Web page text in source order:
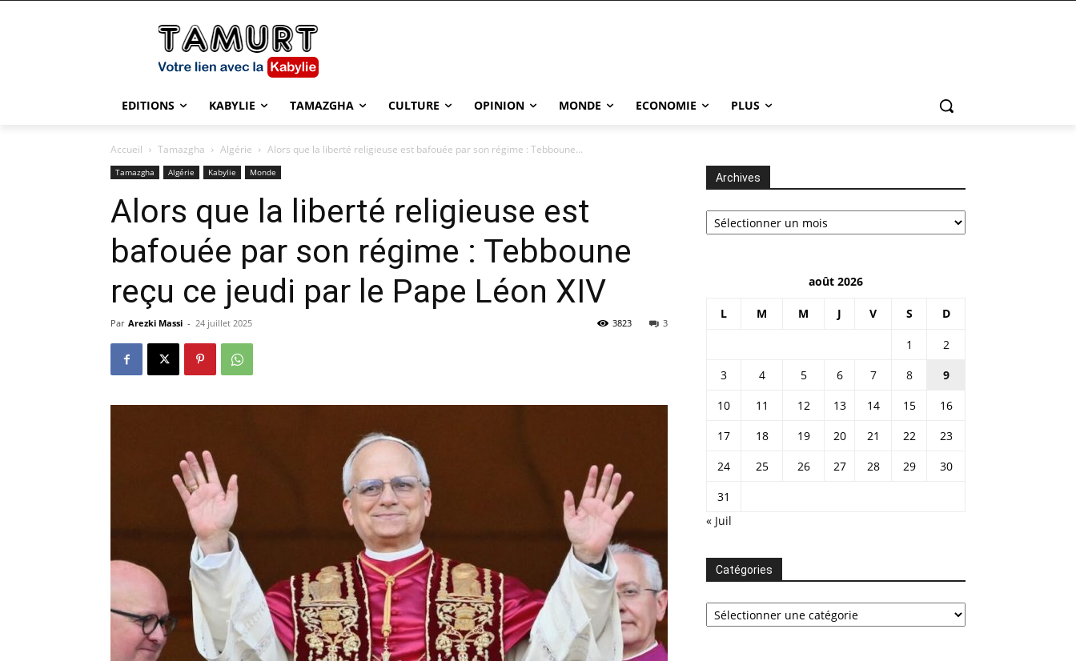
EDITIONS KABYLIE TAMAZGHA CULTURE OPINION MONDE ECONOMIE PLUS
Accueil Tamazgha Algérie Alors que la liberté religieuse est bafouée par son régime : Tebboune...
Tamazgha Algérie Kabylie Monde
Alors que la liberté religieuse est
bafouée par son régime : Tebboune
reçu ce jeudi par le Pape Léon XIV
Par Arezki Massi - 24 juillet 2025 3
3823
Archives
Archives
août 2026
L M M J V S D
1
2
3
4 5 6 7 8
9
10
11 12 13 14 15
16
17
18 19 20 21 22
23
24
25 26 27 28 29
30
31
« Juil
Catégories
Catégories